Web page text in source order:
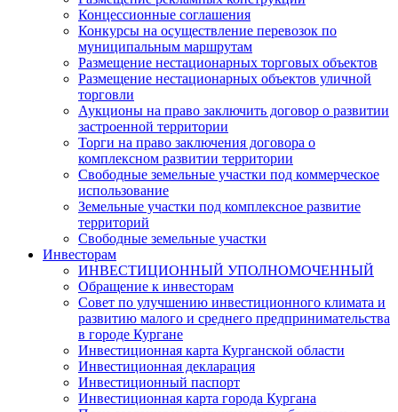
Концессионные соглашения
Конкурсы на осуществление перевозок по
муниципальным маршрутам
Размещение нестационарных торговых объектов
Размещение нестационарных объектов уличной
торговли
Аукционы на право заключить договор о развитии
застроенной территории
Торги на право заключения договора о
комплексном развитии территории
Свободные земельные участки под коммерческое
использование
Земельные участки под комплексное развитие
территорий
Свободные земельные участки
Инвесторам
ИНВЕСТИЦИОННЫЙ УПОЛНОМОЧЕННЫЙ
Обращение к инвесторам
Совет по улучшению инвестиционного климата и
развитию малого и среднего предпринимательства
в городе Кургане
Инвестиционная карта Курганской области
Инвестиционная декларация
Инвестиционный паспорт
Инвестиционная карта города Кургана